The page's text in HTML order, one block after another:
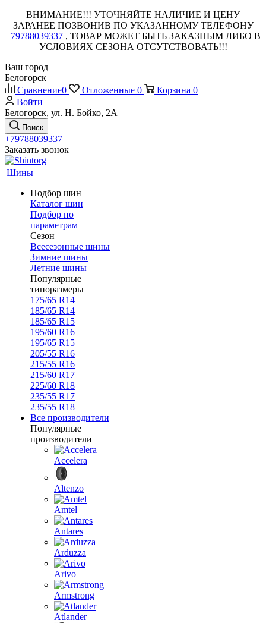
ВНИМАНИЕ!!! УТОЧНЯЙТЕ НАЛИЧИЕ И ЦЕНУ
ЗАРАНЕЕ ПОЗВОНИВ ПО УКАЗАННОМУ ТЕЛЕФОНУ
+79788039337 , ТОВАР МОЖЕТ БЫТЬ ЗАКАЗНЫМ ЛИБО В
УСЛОВИЯХ СЕЗОНА ОТСУТСТВОВАТЬ!!!
Ваш город
Белогорск
Сравнение0 Отложенные 0 Корзина 0
Войти
Белогорск, ул. Н. Бойко, 2А
Поиск
+79788039337
Заказать звонок
Шины
Подбор шин
Каталог шин
Подбор по
параметрам
Сезон
Всесезонные шины
Зимние шины
Летние шины
Популярные
типоразмеры
175/65 R14
185/65 R14
185/65 R15
195/60 R16
195/65 R15
205/55 R16
215/55 R16
215/60 R17
225/60 R18
235/55 R17
235/55 R18
Все производители
Популярные
производители
Accelera
Altenzo
Amtel
Antares
Arduzza
Arivo
Armstrong
Atlander